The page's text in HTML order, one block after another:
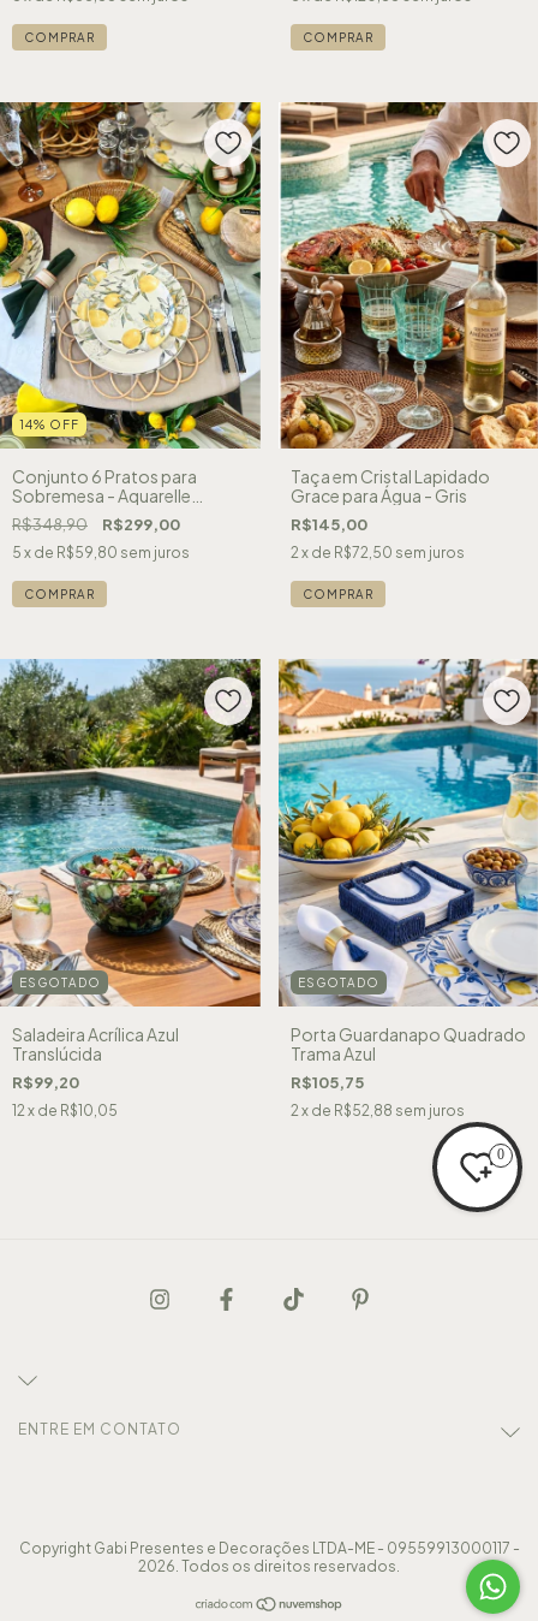
14% OFF
Conjunto 6 Pratos para
Sobremesa - Aquarelle
Siciliano
R$348,90 R$299,00
5 x de R$59,80 sem juros
Taça em Cristal Lapidado
Grace para Água - Gris
R$145,00
2x de R$72,50 sem juros
ESGOTADO
Saladeira Acrílica Azul
Translúcida
R$99,20
12 x de R$10,05
ESGOTADO
Porta Guardanapo Quadrado
Trama Azul
R$105,75
2 x de R$52,88 sem juros
ENTRE EM CONTATO
Copyright Gabi Presentes e Decorações LTDA-ME - 09559913000117 -
2026. Todos os direitos reservados.
0